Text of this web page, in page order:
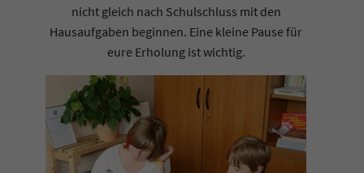
nicht gleich nach Schulschluss mit den
Hausaufgaben beginnen. Eine kleine Pause für
eure Erholung ist wichtig.